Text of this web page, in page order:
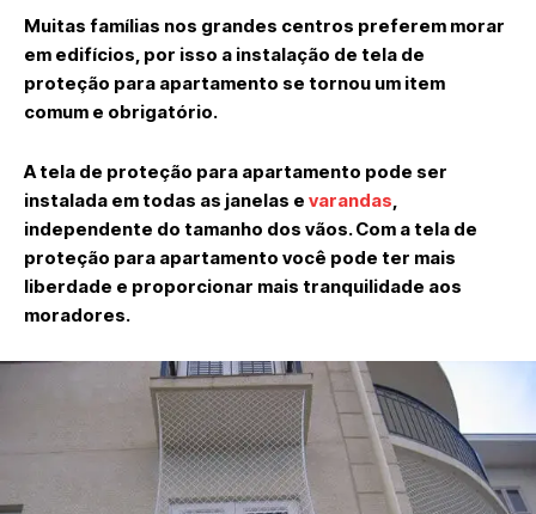
Muitas famílias nos grandes centros preferem morar
em edifícios, por isso a instalação de tela de
proteção para apartamento se tornou um item
comum e obrigatório.
A tela de proteção para apartamento pode ser
instalada em todas as janelas e varandas
independente do tamanho dos vãos. Com a tela de
proteção para apartamento você pode ter mais
liberdade e proporcionar mais tranquilidade aos
moradores.